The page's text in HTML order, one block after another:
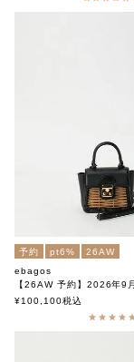
予約 pt6%
26AW
ebagos
【26AW 予約】2026年9月中旬～9
カーフ・ハンドバッグ SS（かっちりバッグプティ）
¥100,100税込